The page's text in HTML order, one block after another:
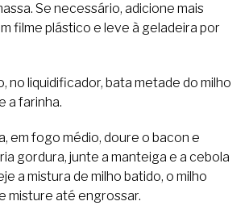
Se necessário, adicione mais
filme plástico e leve à geladeira por
no liquidificador, bata metade do milho
a farinha.
em fogo médio, doure o bacon e
gordura, junte a manteiga e a cebola
a mistura de milho batido, o milho
misture até engrossar.